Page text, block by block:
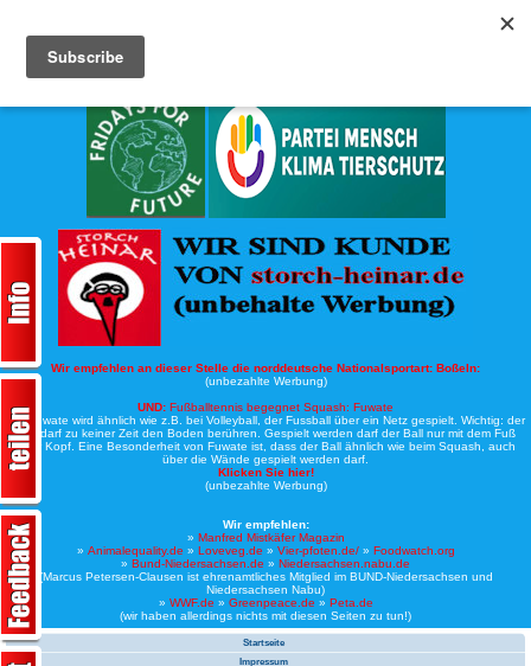
Wir empfehlen an dieser Stelle die norddeutsche Nationalsportart: Boßeln:
(unbezahlte Werbung)
UND: Fußballtennis begegnet Squash: Fuwate
Bei Fuwate wird ähnlich wie z.B. bei Volleyball, der Fussball über ein Netz gespielt. Wichtig: der
Ball darf zu keiner Zeit den Boden berühren. Gespielt werden darf der Ball nur mit dem Fuß
oder Kopf. Eine Besonderheit von Fuwate ist, dass der Ball ähnlich wie beim Squash, auch
über die Wände gespielt werden darf.
Klicken Sie hier!
(unbezahlte Werbung)
Wir empfehlen:
» Manfred Mistkäfer Magazin
» Animalequality.de » Loveveg.de » Vier-pfoten.de/» Foodwatch.org
» Bund-Niedersachsen.de » Niedersachsen.nabu.de
(Marcus Petersen-Clausen ist ehrenamtliches Mitglied im BUND-Niedersachsen und
Niedersachsen Nabu)
» WWF.de » Greenpeace.de » Peta.de
(wir haben allerdings nichts mit diesen Seiten zu tun!)
Startseite
Impressum